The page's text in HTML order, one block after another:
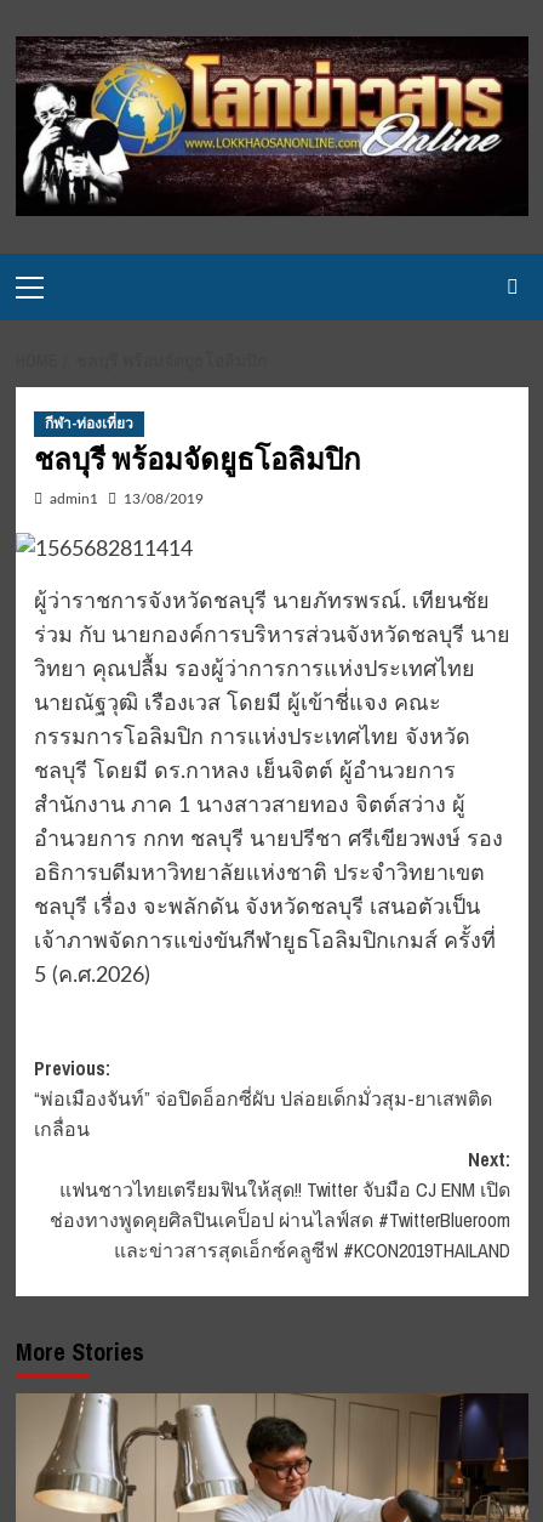
to
content
Menu
กีฬา-ท่องเที่ยว
ชลบุรี พร้อมจัดยูธโอลิมปิก
admin1 13/08/2019
ผู้ว่าราชการจังหวัดชลบุรี นายภัทรพรณ์. เทียนชัย
ร่วม กับ นายกองค์การบริหารส่วนจังหวัดชลบุรี นาย
วิทยา คุณปลื้ม รองผู้ว่าการการแห่งประเทศไทย
นายณัฐวุฒิ เรืองเวส โดยมี ผู้เข้าชี่แจง คณะ
กรรมการโอลิมปิก การแห่งประเทศไทย จังหวัด
ชลบุรี โดยมี ดร.กาหลง เย็นจิตต์ ผู้อำนวยการ
สำนักงาน ภาค 1 นางสาวสายทอง จิตต์สว่าง ผู้
อำนวยการ กกท ชลบุรี นายปรีชา ศรีเขียวพงษ์ รอง
อธิการบดีมหาวิทยาลัยแห่งชาติ ประจำวิทยาเขต
ชลบุรี เรื่อง จะพลักดัน จังหวัดชลบุรี เสนอตัวเป็น
เจ้าภาพจัดการแข่งขันกีฬายูธโอลิมปิกเกมส์ ครั้งที่
5 (ค.ศ.2026)
Post
navigation
Previous:
“พ่อเมืองจันท์” จ่อปิดอ็อกซี่ผับ ปล่อยเด็กมั่วสุม-ยาเสพติด
เกลื่อน
Next:
แฟนชาวไทยเตรียมฟินให้สุด!! Twitter จับมือ CJ ENM เปิด
ช่องทางพูดคุยศิลปินเคป็อป ผ่านไลฟ์สด #TwitterBlueroom
และข่าวสารสุดเอ็กซ์คลูซีฟ #KCON2019THAILAND
More Stories